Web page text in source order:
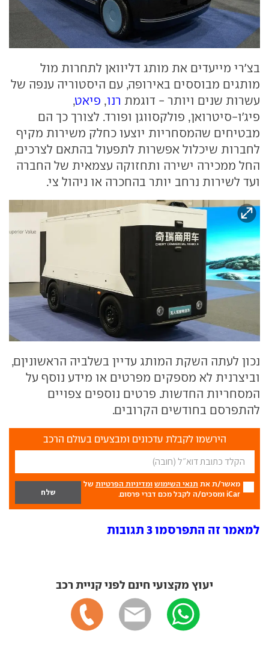
בצ'רי מייעדים את מותג דליוואן לתחרות מול
מותגים מבוססים באירופה, עם היסטוריה ענפה של
עשרות שנים ויותר - דוגמת רנו, פיאט,
פיג'ו-סיטרואן, פולקסווגן ופורד. לצורך כך הם
מבטיחים שהמסחריות יוצעו כחלק משירות מקיף
לחברות שיכלול אפשרות לתפעול בהתאם לצרכים,
החל ממכירה ישירה ותחזוקה עצמאית של החברה
ועד לשירות נרחב יותר בהחכרה או ניהול צי.
נכון לעתה השקת המותג עדיין בשלביה הראשוניןם,
וביצרנית לא מספקים מפרטים או מידע נוסף על
המסחריות החדשות. פרטים נוספים צפויים
להתפרסם בחודשים הקרובים.
הירשמו לקבלת עדכונים ומבצעים בעולם הרכב
מאשר/ת את תנאי השימוש ומדיניות הפרטיות של
iCar ומסכים/ה לקבל מכם דברי פרסום.
למאמר זה התפרסמו 3 תגובות
יעוץ מקצועי חינם לפני קניית רכב